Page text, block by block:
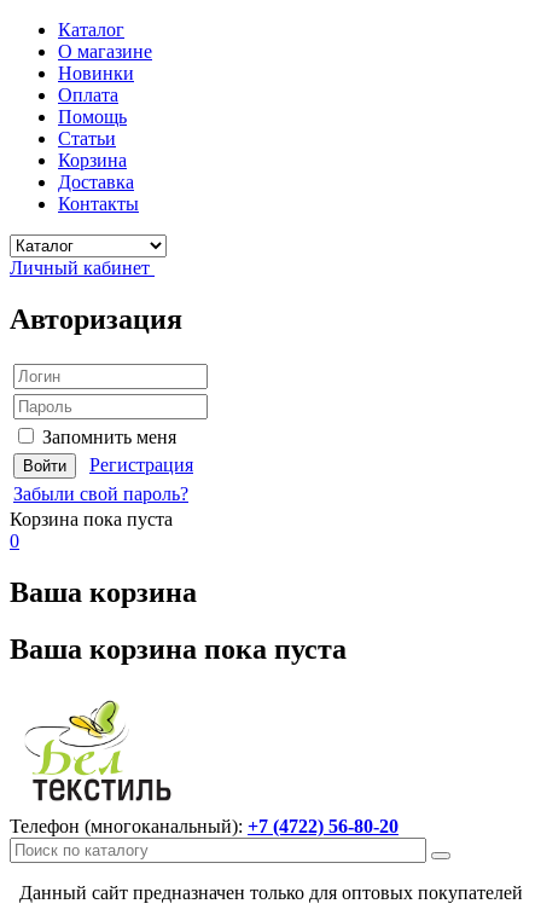
Каталог
О магазине
Новинки
Оплата
Помощь
Статьи
Корзина
Доставка
Контакты
Личный кабинет
Авторизация
Запомнить меня
Регистрация
Забыли свой пароль?
Корзина пока пуста
0
Ваша корзина
Ваша корзина пока пуста
Телефон (многоканальный): +7 (4722) 56-80-20
Данный сайт предназначен только для оптовых покупателей